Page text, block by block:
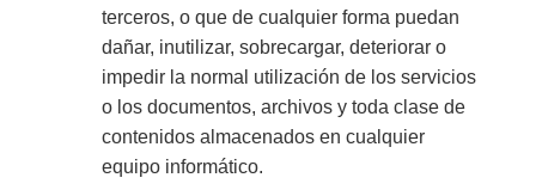
terceros, o que de cualquier forma puedan
dañar, inutilizar, sobrecargar, deteriorar o
impedir la normal utilización de los servicios
o los documentos, archivos y toda clase de
contenidos almacenados en cualquier
equipo informático.